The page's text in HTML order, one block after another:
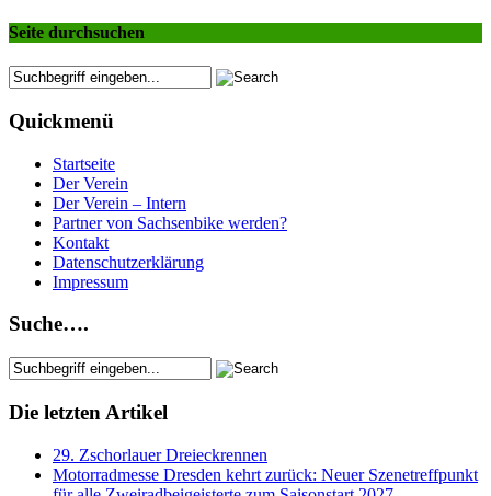
Seite durchsuchen
Quickmenü
Startseite
Der Verein
Der Verein – Intern
Partner von Sachsenbike werden?
Kontakt
Datenschutzerklärung
Impressum
Suche….
Die letzten Artikel
29. Zschorlauer Dreieckrennen
Motorradmesse Dresden kehrt zurück: Neuer Szenetreffpunkt